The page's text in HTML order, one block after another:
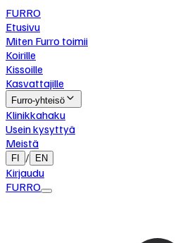
FURRO
Etusivu
Miten Furro toimii
Koirille
Kissoille
Kasvattajille
Furro-yhteisö
Klinikkahaku
Usein kysyttyä
Meistä
FI / EN
Kirjaudu
FURRO